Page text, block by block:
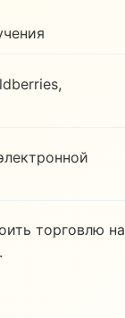
торговлю на